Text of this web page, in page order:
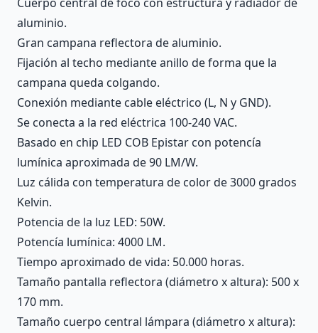
aluminio.
Gran campana reflectora de aluminio.
Fijación al techo mediante anillo de forma que la
campana queda colgando.
Conexión mediante cable eléctrico (L, N y GND).
Se conecta a la red eléctrica 100-240 VAC.
Basado en chip LED COB Epistar con potencía
lumínica aproximada de 90 LM/W.
Luz cálida con temperatura de color de 3000 grados
Kelvin.
Potencia de la luz LED: 50W.
Potencía lumínica: 4000 LM.
Tiempo aproximado de vida: 50.000 horas.
Tamaño pantalla reflectora (diámetro x altura): 500 x
170 mm.
Tamaño cuerpo central lámpara (diámetro x altura):